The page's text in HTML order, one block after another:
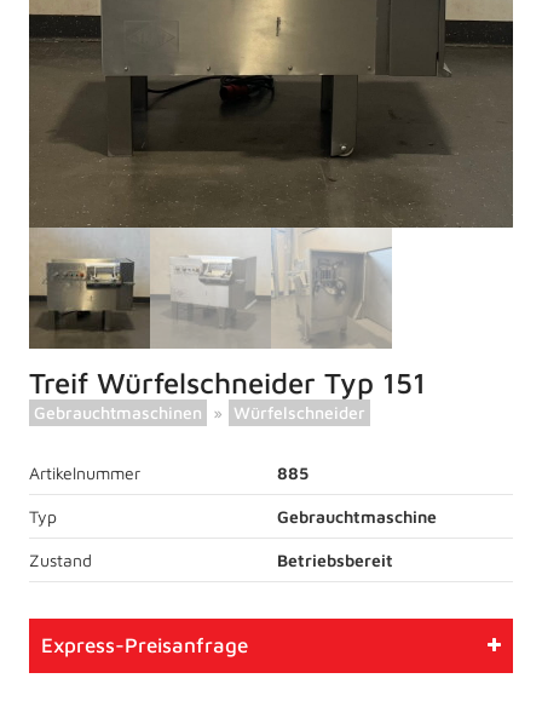
Treif Würfelschneider Typ 151
Gebrauchtmaschinen » Würfelschneider
Artikelnummer
Typ
Zustand
885
Gebrauchtmaschine
Betriebsbereit
Express-Preisanfrage